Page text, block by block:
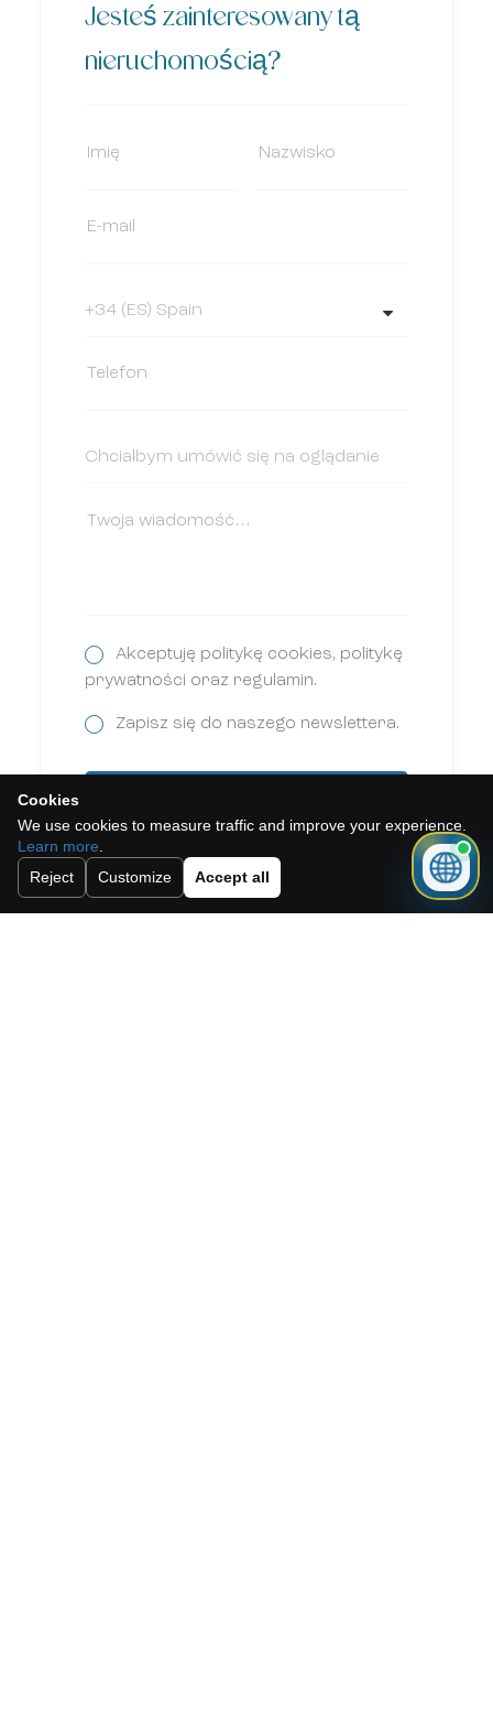
Jesteś zainteresowany tą
nieruchomością?
Akceptuję politykę cookies, politykę
prywatności oraz regulamin.
Zapisz się do naszego newslettera.
Cookies
We use cookies to measure traffic and improve your experience.
Learn more
Reject
Customize Accept all